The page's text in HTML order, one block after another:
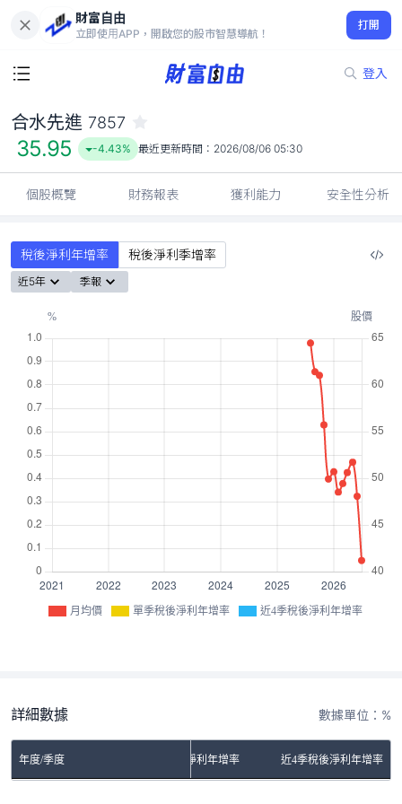
財富自由
立即使用APP，開啟您的股市智慧導航！
打開
登入
35.95
-4.43%
合水先進 7857
35.95 -4.43% 最近更新時間： 2026/08/06 05:30
個股概覽 財務報表 獲利能力 安全性分析
稅後淨利年增率 稅後淨利季增率
近5年 季報
月均價 單季稅後淨利年增率 近4季稅後淨利年增率
詳細數據 數據單位：%
年度/季度 單季稅後淨利年增率 近4季稅後淨利年增率